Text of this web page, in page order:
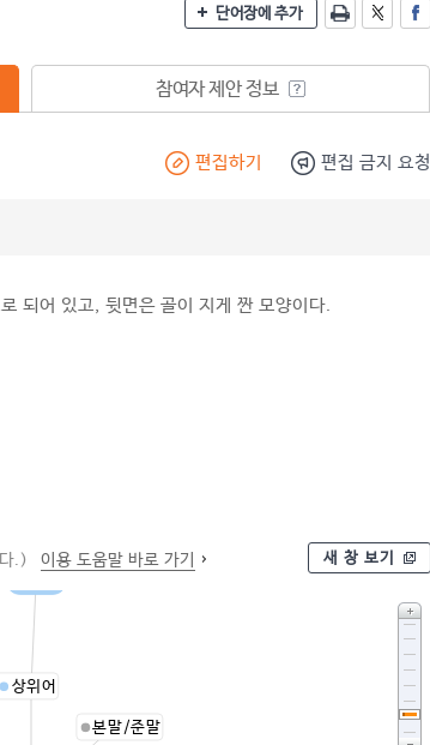
단어장에 추가
참여자 제안 정보
편집하기 편집 금지 요청
되어 있고, 뒷면은 골이 지게 짠 모양이다.
.) 이용 도움말 바로 가기 새 창 보기
상위어
본말/준말